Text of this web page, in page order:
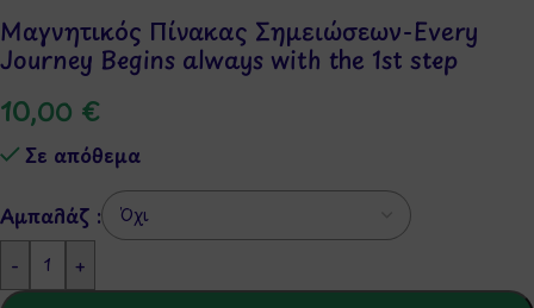
Μαγνητικός Πίνακας Σημειώσεων-Every
Journey Begins always with the 1st step
10,00 €
Σε απόθεμα
Αμπαλάζ :
-
+